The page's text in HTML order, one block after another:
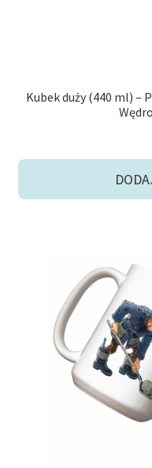
Kubek duży (440 ml) –